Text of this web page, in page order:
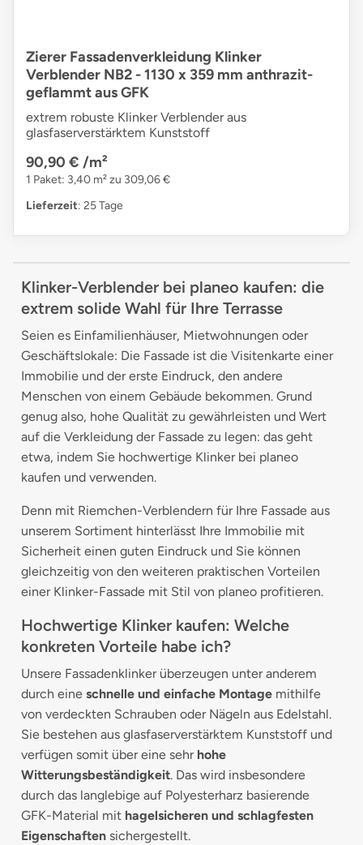
Zierer Fassadenverkleidung Klinker
Verblender NB2 - 1130 x 359 mm anthrazit-
geflammt aus GFK
extrem robuste Klinker Verblender aus
glasfaserverstärktem Kunststoff
90,90 € /m²
1 Paket: 3,40 m² zu 309,06 €
Lieferzeit: 25 Tage
Klinker-Verblender bei planeo kaufen: die
extrem solide Wahl für Ihre Terrasse
Seien es Einfamilienhäuser, Mietwohnungen oder
Geschäftslokale: Die Fassade ist die Visitenkarte einer
Immobilie und der erste Eindruck, den andere
Menschen von einem Gebäude bekommen. Grund
genug also, hohe Qualität zu gewährleisten und Wert
auf die Verkleidung der Fassade zu legen: das geht
etwa, indem Sie hochwertige Klinker bei planeo
kaufen und verwenden.
Denn mit Riemchen-Verblendern für Ihre Fassade aus
unserem Sortiment hinterlässt Ihre Immobilie mit
Sicherheit einen guten Eindruck und Sie können
gleichzeitig von den weiteren praktischen Vorteilen
einer Klinker-Fassade mit Stil von planeo profitieren.
Hochwertige Klinker kaufen: Welche
konkreten Vorteile habe ich?
Unsere Fassadenklinker überzeugen unter anderem
durch eine schnelle und einfache Montage mithilfe
von verdeckten Schrauben oder Nägeln aus Edelstahl.
Sie bestehen aus glasfaserverstärktem Kunststoff und
verfügen somit über eine sehr hohe
Witterungsbeständigkeit. Das wird insbesondere
durch das langlebige auf Polyesterharz basierende
GFK-Material mit hagelsicheren und schlagfesten
Eigenschaften sichergestellt.